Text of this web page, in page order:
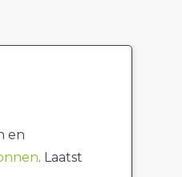
en
. Laatst